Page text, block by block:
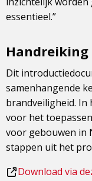
essentieel.”
Handreiking
Dit
samenhangende
brandveiligheid.
voor het
voor gebouwen in
stappen uit het
DitDownload via